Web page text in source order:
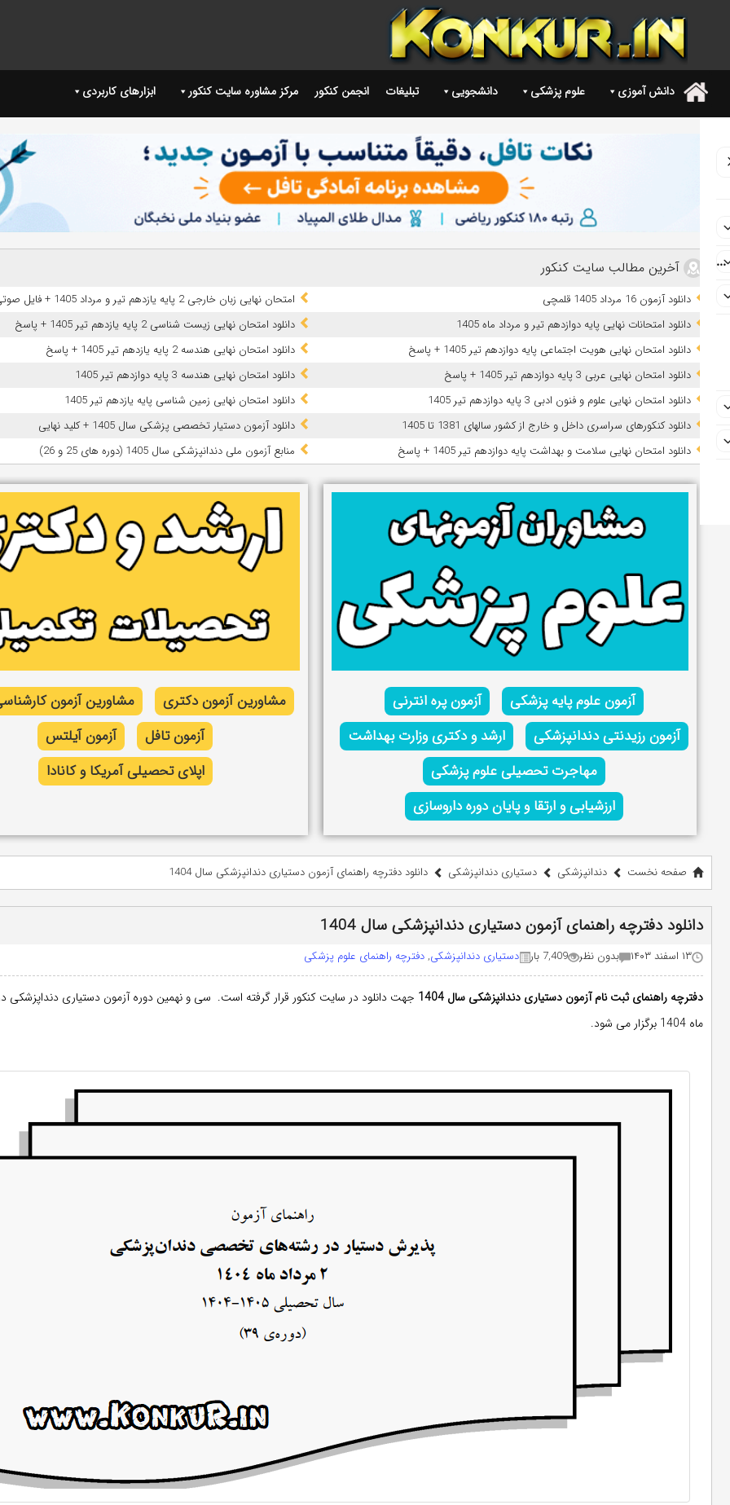
. دانش آموزی علوم پزشکی دانشجویی تبلیغات انجمن کنکور مرکز مشاوره سایت کنکور ابزارهای کاربردی
آخرین مطالب سایت کنکور
دانلود آزمون 16 مرداد 1405 قلمچی
امتحان نهایی زبان خارجی 2 پایه یازدهم تیر و مرداد 1405 + فایل صوتی
دانلود امتحانات نهایی پایه دوازدهم تیر و مرداد ماه 1405
دانلود امتحان نهایی زیست شناسی 2 پایه یازدهم تیر 1405 + پاسخ
دانلود امتحان نهایی هویت اجتماعی پایه دوازدهم تیر 1405 + پاسخ
دانلود امتحان نهایی هندسه 2 پایه یازدهم تیر 1405 + پاسخ
دانلود امتحان نهایی عربی 3 پایه دوازدهم تیر 1405 + پاسخ
دانلود امتحان نهایی هندسه 3 پایه دوازدهم تیر 1405
دانلود امتحان نهایی علوم و فنون ادبی 3 پایه دوازدهم تیر 1405
دانلود امتحان نهایی زمین شناسی پایه یازدهم تیر 1405
دانلود کنکورهای سراسری داخل و خارج از کشور سالهای 1381 تا 1405
دانلود آزمون دستیار تخصصی پزشکی سال 1405 + کلید نهایی
دانلود امتحان نهایی سلامت و بهداشت پایه دوازدهم تیر 1405 + پاسخ
ﻣﻨﺎﺑﻊ آزﻣﻮن ﻣﻠﯽ دندانپزشکی سال 1405 (دوره های 25 و 26)
آزمون علوم پایه پزشکی
آزمون پره انترنی
آزمون رزیدنتی دندانپزشکی
ارشد و دکتری وزارت بهداشت
مهاجرت تحصیلی علوم پزشکی
ارزشیابی و ارتقا و پایان دوره داروسازی
مشاورین آزمون دکتری
مشاورین آزمون
آزمون تافل
آزمون آیلتس
اپلای تحصیلی آمریکا و کانادا
صفحه نخست دندانپزشکی دستیاری دندانپزشکی دانلود دفترچه راهنمای آزمون دستیاری دندانپزشکی سال 1404
دانلود دفترچه راهنمای آزمون دستیاری دندانپزشکی سال 1404
۱۳ اسفند ۱۴۰۳ بدون نظر 7,409 بار دستیاری دندانپزشکی,دفترچه راهنمای علوم پزشکی
دفترچه راهنمای ثبت نامآزمون دستیاری دندانپزشکی سال 1404 جهت دانلود در سایت کنکور
ماه 1404 برگزار می شود.